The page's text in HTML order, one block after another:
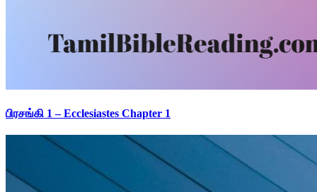
பிரசங்கி 1 – Ecclesiastes Chapter 1